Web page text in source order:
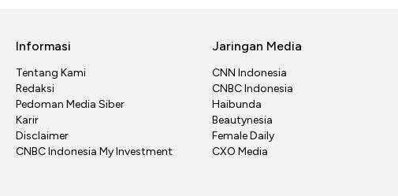
Informasi
Tentang Kami
Redaksi
Pedoman Media Siber
Karir
Disclaimer
CNBC Indonesia My Investment
Jaringan Media
CNN Indonesia
CNBC Indonesia
Haibunda
Beautynesia
Female Daily
CXO Media